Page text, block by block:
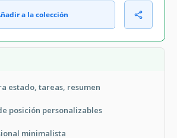
a la colección
estado, tareas, resumen
posición personalizables
minimalista